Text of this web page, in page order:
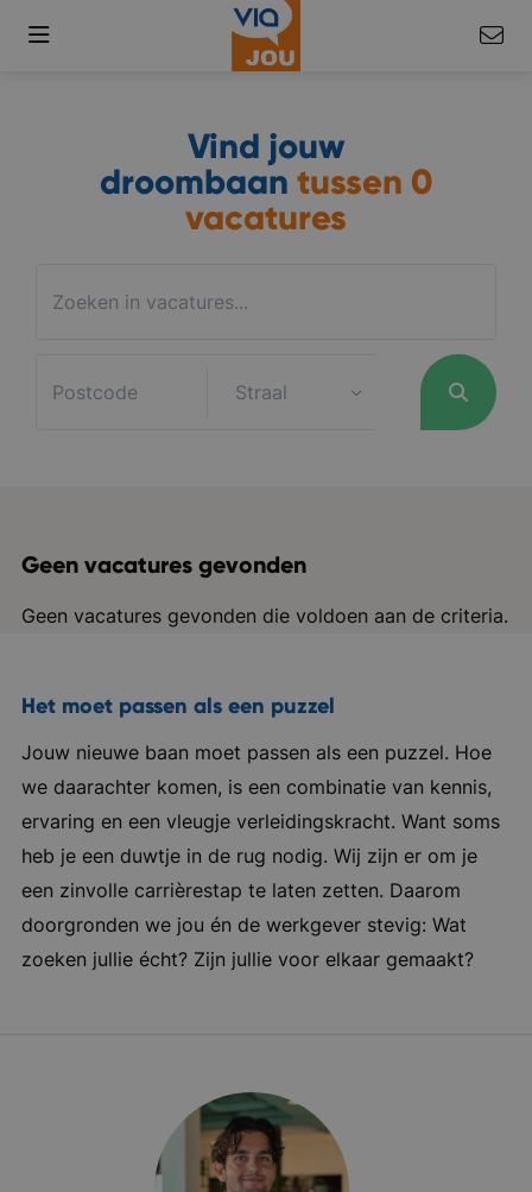
Vind jouw
droombaan tussen 0
vacatures
Geen vacatures gevonden
Geen vacatures gevonden die voldoen aan de criteria.
Het moet passen als een puzzel
Jouw nieuwe baan moet passen als een puzzel. Hoe
we daarachter komen, is een combinatie van kennis,
ervaring en een vleugje verleidingskracht. Want soms
heb je een duwtje in de rug nodig. Wij zijn er om je
een zinvolle carrièrestap te laten zetten. Daarom
doorgronden we jou én de werkgever stevig: Wat
zoeken jullie écht? Zijn jullie voor elkaar gemaakt?